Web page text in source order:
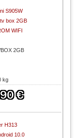
S905W
box 2GB
WIFI
2GB
kg
H313
10.0